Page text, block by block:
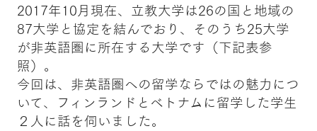
2017年10月現在、立教大学は26の国と地域の
87大学と協定を結んでおり、そのうち25大学
が非英語圏に所在する大学です（下記表参
照）。
今回は、非英語圏への留学ならではの魅力につ
いて、フィンランドとベトナムに留学した学生
２人に話を伺いました。